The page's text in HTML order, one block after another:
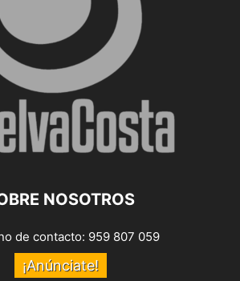
NOSOTROS
de contacto: 959 807 059
¡Anúnciate!